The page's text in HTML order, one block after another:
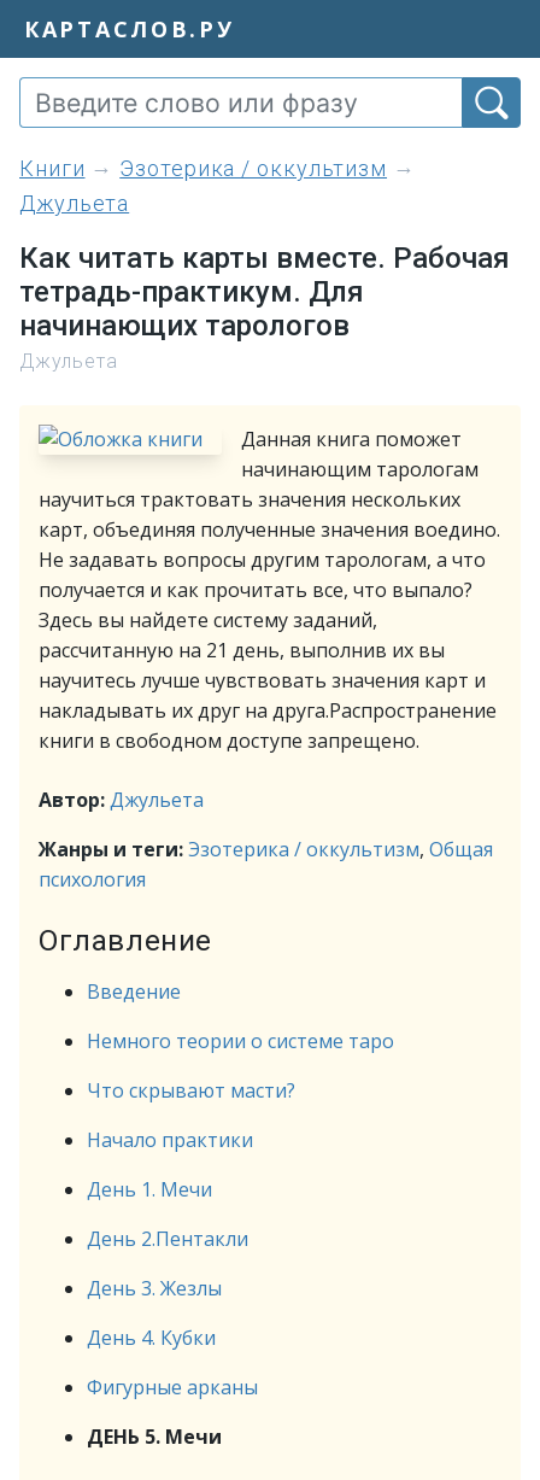
КАРТАСЛОВ.РУ
книги
Эзотерика / оккультизм
Джульета
Как читать карты вместе. Рабочая
тетрадь-практикум. Для
начинающих тарологов
Джульета
Данная книга поможет
начинающим тарологам
научиться трактовать значения нескольких
карт, объединяя полученные значения воедино.
Не задавать вопросы другим тарологам, а что
получается и как прочитать все, что выпало?
Здесь вы найдете систему заданий,
рассчитанную на 21 день, выполнив их вы
научитесь лучше чувствовать значения карт и
накладывать их друг на друга.Распространение
книги в свободном доступе запрещено.
Автор:Джульета
Жанры и теги:Эзотерика / оккультизм, Общая
психология
Оглавление
Введение
Немного теории о системе таро
Что скрывают масти?
Начало практики
День 1. Мечи
День 2.Пентакли
День 3. Жезлы
День 4. Кубки
Фигурные арканы
ДЕНЬ 5. Мечи